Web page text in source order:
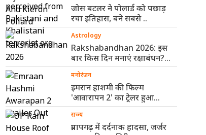
जोस बटलर ने पोलार्ड को पछाड़
रचा इतिहास, बने सबसे ..
Astrology
Rakshabandhan 2026: इस
बार किस दिन मनाएं रक्षाबंधन?
पंचांग से ..
मनोरंजन
इमरान हाशमी की फिल्म
'आवारापन 2' का ट्रेलर हुआ
रिलीज, ..
राज्य
प्रतापगढ़ में दर्दनाक हादसा, जर्जर